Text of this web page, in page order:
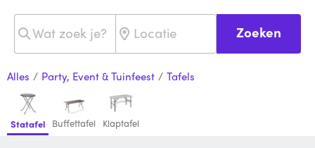
Zoeken
Alles / Party, Event & Tuinfeest / Tafels
Statafel Buffettafel Klaptafel